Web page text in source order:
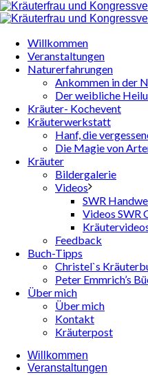
Willkommen
Veranstaltungen
Naturerfahrungen
Ankommen in der
Der weibliche
Kräuter- Kochevent
Kräuterwerkstatt
Hanf, die
Die Magie von
Kräuter
Bildergalerie
Videos
SWR
Videos SWR
Feedback
Buch-Tipps
Christel`s
Peter Emmrich’s
Über mich
Über mich
Kontakt
Kräuterpost
Willkommen
Veranstaltungen